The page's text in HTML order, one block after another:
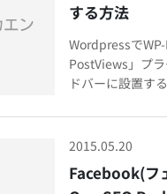
する方法
Wordpressで
PostViews」プ
ドバーに設置す
2015.05.20
Facebook(フ